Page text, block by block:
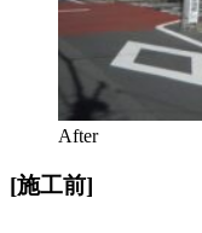
After
[施工前]